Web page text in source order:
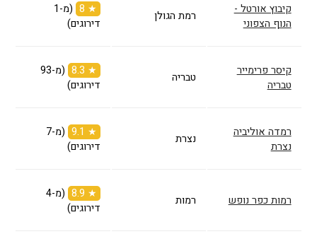
קיבוץ אורטל -
הנוף הצפוני
רמת הגולן ★ 8
(מ-1
דירוגים)
קיסר פרימייר
טבריה
טבריה ★ 8.3
(מ-93
דירוגים)
רמדה אוליביה
נצרת
נצרת ★ 9.1
(מ-7
דירוגים)
רמות כפר נופש רמות ★ 8.9
(מ-4
דירוגים)